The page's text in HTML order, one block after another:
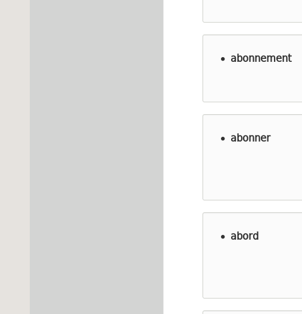
abonnement
abonner
abord